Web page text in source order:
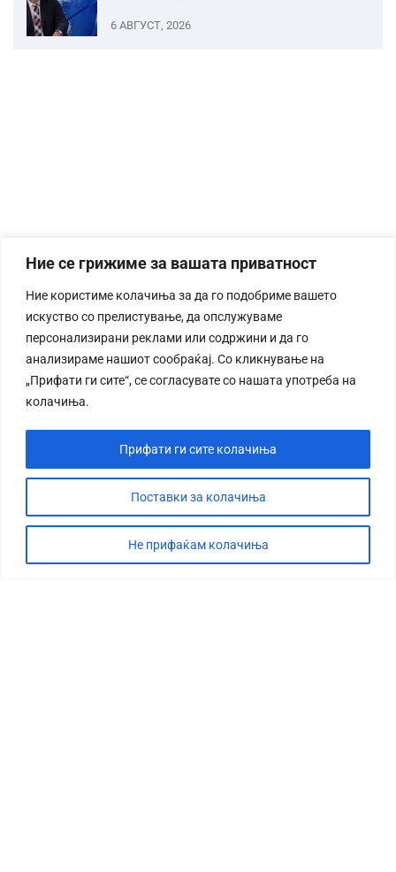
Ние се грижиме за вашата приватност
Ние користиме колачиња за да го подобриме вашето
искуство со прелистување, да опслужуваме
персонализирани реклами или содржини и да го
анализираме нашиот сообраќај. Со кликнување на
„Прифати ги сите“, се согласувате со нашата употреба на
колачиња.
Поставки за колачиња
Не прифаќам колачиња
Прифати ги сите колачиња
6 АВГУСТ, 2026